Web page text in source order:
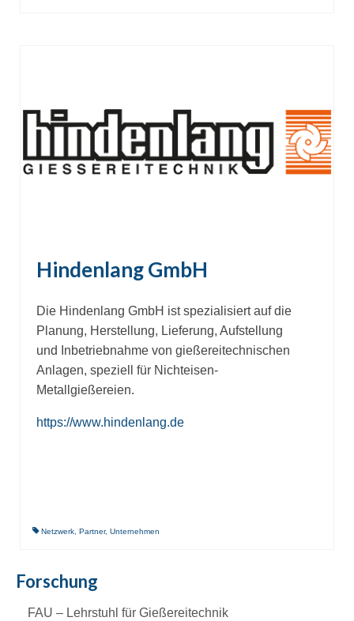
Hindenlang GmbH
Die Hindenlang GmbH ist spezialisiert auf die
Planung, Herstellung, Lieferung, Aufstellung
und Inbetriebnahme von gießereitechnischen
Anlagen, speziell für Nichteisen-
Metallgießereien.
https://www.hindenlang.de
Netzwerk, Partner, Unternehmen
Forschung
FAU – Lehrstuhl für Gießereitechnik